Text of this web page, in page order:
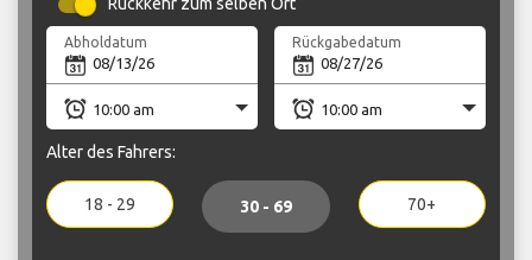
Abholdatum Rückgabedatum
Alter des Fahrers:
18 - 29 30 - 69 70+